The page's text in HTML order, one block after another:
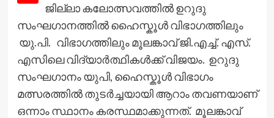
ജില്ലാ കലോത്സവത്തിൽ ഉറുദു
സംഘഗാനത്തിൽ ഹൈസ്കൂൾ വിഭാഗത്തിലും
യു.പി. വിഭാഗത്തിലും മൂലങ്കാവ് ജി.എച്ച്. എസ്.
എസിലെ വിദ്യാർത്ഥികൾക്ക് വിജയം. ഉറുദു
സംഘഗാനം യുപി, ഹൈസ്കൂൾ വിഭാഗം
മത്സരത്തിൽ തുടർച്ചയായി ആറാം തവണയാണ്
ഒന്നാം സ്ഥാനം കരസ്ഥമാക്കുന്നത്. മൂലങ്കാവ്